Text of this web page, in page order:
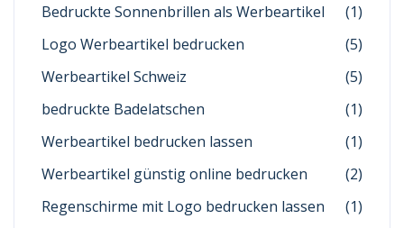
Bedruckte Sonnenbrillen als Werbeartikel
(1)
Logo Werbeartikel bedrucken
(5)
Werbeartikel Schweiz
(5)
bedruckte Badelatschen
(1)
Werbeartikel bedrucken lassen
(1)
Werbeartikel günstig online bedrucken
(2)
Regenschirme mit Logo bedrucken lassen
(1)